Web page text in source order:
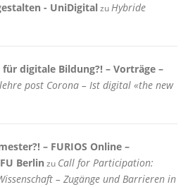
- UniDigitalzuHybride
digitale Bildung?! – Vorträge –
post Corona – Ist digital «the new
– FURIOS Online –
Berlin zu Call for Participation:
– Zugänge und Barrieren in